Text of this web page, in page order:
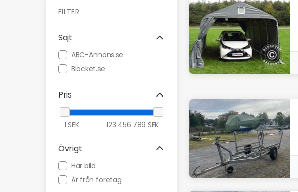
FILTER
Sajt
ABC-Annons.se
Blocket.se
Pris
1 SEK 123 456 789 SEK
Övrigt
Har bild
Är från företag